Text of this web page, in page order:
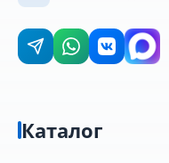
Каталог